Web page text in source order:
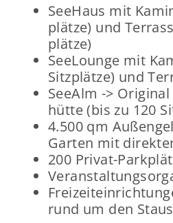
See­Haus mit
plät­ze) und
plät­ze)
See­Lounge mit
Sitz­plät­ze) und
See­Alm ->
hüt­te (bis zu 120
4.500 qm
Gar­ten mit
200 Privat-​
rund um den